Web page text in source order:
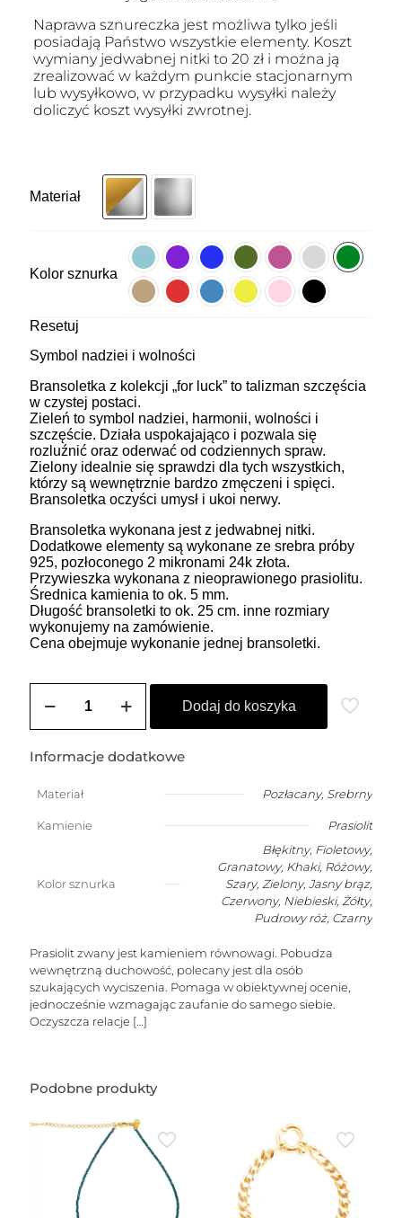
Naprawa sznureczka jest możliwa tylko jeśli
posiadają Państwo wszystkie elementy. Koszt
wymiany jedwabnej nitki to 20 zł i można ją
zrealizować w każdym punkcie stacjonarnym
lub wysyłkowo, w przypadku wysyłki należy
doliczyć koszt wysyłki zwrotnej.
Materiał
Kolor sznurka
Resetuj
Symbol nadziei i wolności
Bransoletka z kolekcji „for luck” to talizman szczęścia
w czystej postaci.
Zieleń to symbol nadziei, harmonii, wolności i
szczęście. Działa uspokajająco i pozwala się
rozluźnić oraz oderwać od codziennych spraw.
Zielony idealnie się sprawdzi dla tych wszystkich,
którzy są wewnętrznie bardzo zmęczeni i spięci.
Bransoletka oczyści umysł i ukoi nerwy.
Bransoletka wykonana jest z jedwabnej nitki.
Dodatkowe elementy są wykonane ze srebra próby
925, pozłoconego 2 mikronami 24k złota.
Przywieszka wykonana z nieoprawionego prasiolitu.
Średnica kamienia to ok. 5 mm.
Długość bransoletki to ok. 25 cm. inne rozmiary
wykonujemy na zamówienie.
Cena obejmuje wykonanie jednej bransoletki.
Bransoletka
z
prasiolitem
(kamień
równowagi)
Dodaj do koszyka
Informacje dodatkowe
Materiał Pozłacany, Srebrny
Kamienie Prasiolit
Kolor sznurka
Błękitny, Fioletowy,
Granatowy, Khaki, Różowy,
Szary, Zielony, Jasny brąz,
Czerwony, Niebieski, Żółty,
Pudrowy róż, Czarny
Prasiolit zwany jest kamieniem równowagi. Pobudza
wewnętrzną duchowość, polecany jest dla osób
szukających wyciszenia. Pomaga w obiektywnej ocenie,
jednocześnie wzmagając zaufanie do samego siebie.
Oczyszcza relacje […]
Podobne produkty